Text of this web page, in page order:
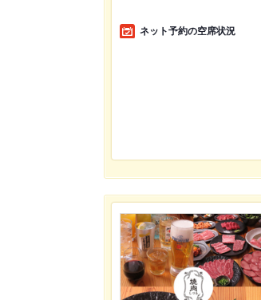
ネット予約の空席状況